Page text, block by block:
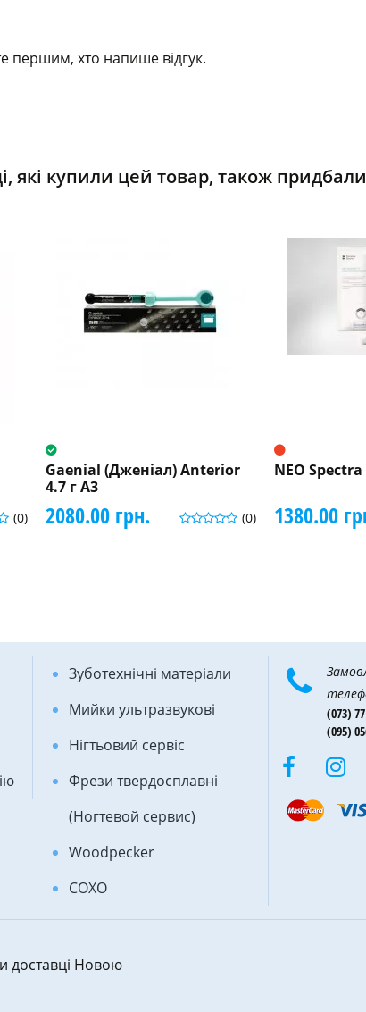
першим, хто напише відгук.
які купили цей товар, також придбали
(0)
Gaenial (Дженіал) Anterior
4.7 г A3
(0)
2080.00 грн.
NEO Spectra
1380.00
Зуботехнічні матеріали
Мийки ультразвукові
Нігтьовий сервіс
Фрези твердосплавні
(Ногтевой сервис)
Woodpecker
COXO
(073)
(095)
доставці Новою